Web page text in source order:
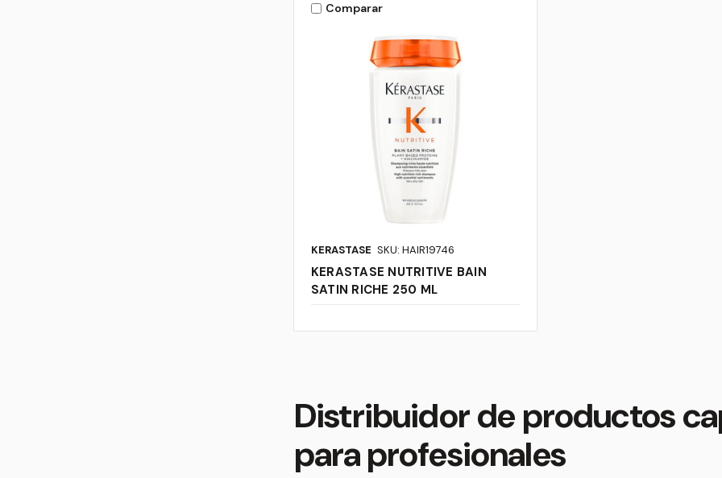
Comparar
KERASTASE SKU: HAIR19746
KERASTASE NUTRITIVE BAIN
SATIN RICHE 250 ML
Distribuidor de productos
para profesionales